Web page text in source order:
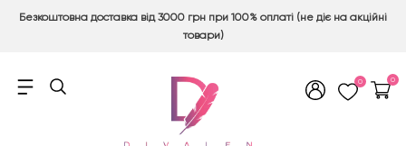
Безкоштовна доставка від 3000 грн при 100% оплаті (не діє на акційні
товари)
0 0